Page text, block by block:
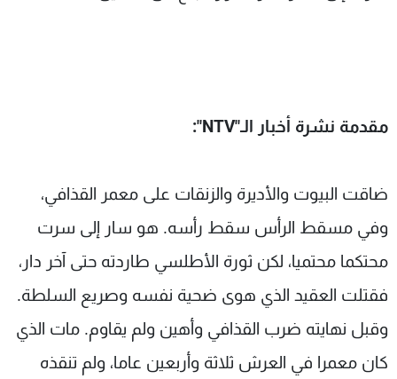
مقدمة نشرة أخبار الـ"NTV
":
ضاقت البيوت والأديرة والزنقات على معمر القذافي،
وفي مسقط الرأس سقط رأسه. هو سار إلى سرت
محتكما محتميا، لكن ثورة الأطلسي طاردته حتى آخر دار،
فقتلت العقيد الذي هوى ضحية نفسه وصريع السلطة.
وقبل نهايته ضرب القذافي وأهين ولم يقاوم. مات الذي
كان معمرا في العرش ثلاثة وأربعين عاما، ولم تنقذه